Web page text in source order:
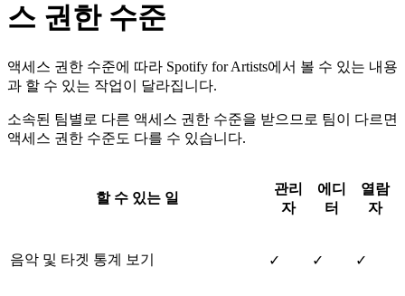
스 권한 수준
액세스 권한 수준에 따라 Spotify for Artists에서 볼 수 있는 내용
과 할 수 있는 작업이 달라집니다.
소속된 팀별로 다른 액세스 권한 수준을 받으므로 팀이 다르면
액세스 권한 수준도 다를 수 있습니다.
할 수 있는 일
관리
자
에디
터
열람
자
음악 및 타겟 통계 보기 ✓ ✓ ✓